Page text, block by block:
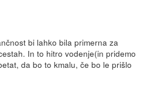
bi lahko bila primerna za
In to hitro vodenje(in pridemo
da bo to kmalu, če bo le prišlo